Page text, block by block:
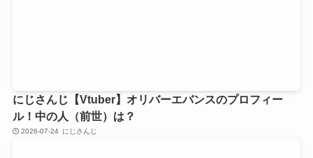
にじさんじ【Vtuber】オリバーエバンスのプロフィー
ル！中の人（前世）は？
2026-07-24 にじさんじ